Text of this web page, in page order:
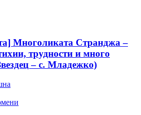
Многоликата Странджа –
трудности и много
– с. Младежко)